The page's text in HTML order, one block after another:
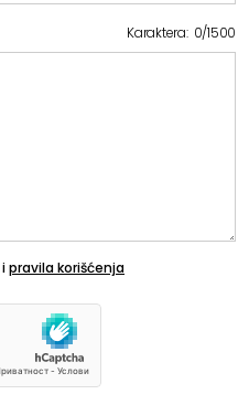
Karaktera: 0/1500
ipravila korišćenja